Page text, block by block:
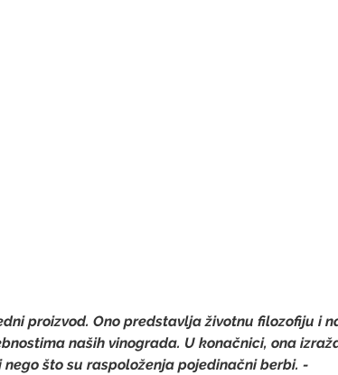
proizvod. Ono predstavlja životnu filozofiju i
naših vinograda. U konačnici, ona
što su raspoloženja pojedinačni berbi. -